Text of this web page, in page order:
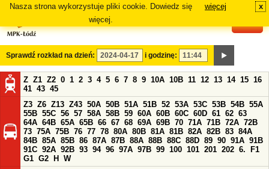
Nasza strona wykorzystuje pliki cookie. Dowiedz się
więcej.
więcej x
Sprawdź rozkład na dzień: i godzinę:
Z Z1 Z2 0 1 2 3 4 5 6 7 8 9 10A 10B 11 12 13 14 15 16
41 43 45
Z3 Z6 Z13 Z43 50A 50B 51A 51B 52 53A 53C 53B 54B 55A
55B 55C 56 57 58A 58B 59 60A 60B 60C 60D 61 62 63
64A 64B 65A 65B 66 67 68 69A 69B 70 71A 71B 72A 72B
73 75A 75B 76 77 78 80A 80B 81A 81B 82A 82B 83 84A
84B 85A 85B 86 87A 87B 88A 88B 88C 88D 89 90 91A 91B
91C 92A 92B 93 94 96 97A 97B 99 100 101 201 202 6.
F1
G1 G2 H
W